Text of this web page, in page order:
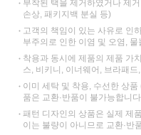
부착된 택을 제거하였거나 제
손상, 패키지백 분실 등)
고객의 책임이 있는 사유로 인
부주의로 인한 이염 및 오염,
착용과 동시에 제품의 제품 가
스, 비키니, 이너웨어, 브라패
이미 세탁 및 착용, 수선한 상
품은 교환·반품이 불가능합니
패턴 디자인의 상품은 실제 제
이는 불량이 아니므로 교환·반